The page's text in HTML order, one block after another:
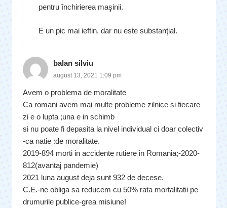
pentru închirierea maşinii.
E un pic mai ieftin, dar nu este substanţial.
balan silviu
august 13, 2021 1:09 pm
Avem o problema de moralitate
Ca romani avem mai multe probleme zilnice si fiecare
zi e o lupta ;una e in schimb
si nu poate fi depasita la nivel individual ci doar colectiv
-ca natie :de moralitate.
2019-894 morti in accidente rutiere in Romania;-2020-
812(avantaj pandemie)
2021 luna august deja sunt 932 de decese.
C.E.-ne obliga sa reducem cu 50% rata mortalitatii pe
drumurile publice-grea misiune!